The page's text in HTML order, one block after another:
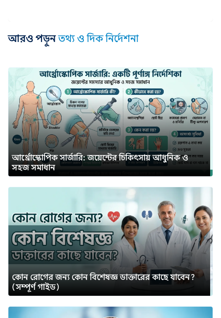
আরও পড়ুন তথ্য ও দিক নির্দেশনা
আর্থ্রোস্কোপিক সার্জারি: জয়েন্টের চিকিৎসায় আধুনিক ও
সহজ সমাধান
কোন রোগের জন্য কোন বিশেষজ্ঞ ডাক্তারের কাছে যাবেন?
(সম্পূর্ণ গাইড)